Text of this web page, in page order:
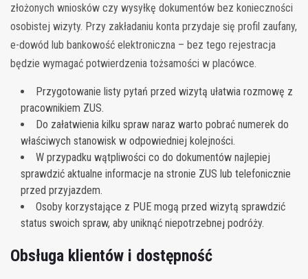
złożonych wniosków czy wysyłkę dokumentów bez konieczności
osobistej wizyty. Przy zakładaniu konta przydaje się profil zaufany,
e-dowód lub bankowość elektroniczna – bez tego rejestracja
będzie wymagać potwierdzenia tożsamości w placówce.
Przygotowanie listy pytań przed wizytą ułatwia rozmowę z
pracownikiem ZUS.
Do załatwienia kilku spraw naraz warto pobrać numerek do
właściwych stanowisk w odpowiedniej kolejności.
W przypadku wątpliwości co do dokumentów najlepiej
sprawdzić aktualne informacje na stronie ZUS lub telefonicznie
przed przyjazdem.
Osoby korzystające z PUE mogą przed wizytą sprawdzić
status swoich spraw, aby uniknąć niepotrzebnej podróży.
Obsługa klientów i dostępność